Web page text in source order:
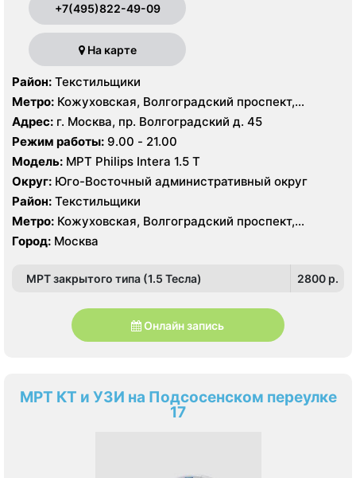
+7(495)822-49-09
На карте
Район: Текстильщики
Метро: Кожуховская, Волгоградский проспект,
Текстильщики
Адрес: г. Москва, пр. Волгоградский д. 45
Режим работы: 9.00 - 21.00
Модель: МРТ Philips Intera 1.5 T
Округ: Юго-Восточный административный округ
Район: Текстильщики
Метро: Кожуховская, Волгоградский проспект,
Текстильщики
Город: Москва
МРТ закрытого типа (1.5 Тесла) 2800 p.
Онлайн запись
МРТ КТ и УЗИ на Подсосенском переулке
17